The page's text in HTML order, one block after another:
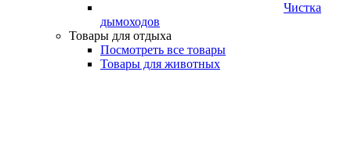
Чистка
дымоходов
Товары для отдыха
Посмотреть все товары
Товары для животных